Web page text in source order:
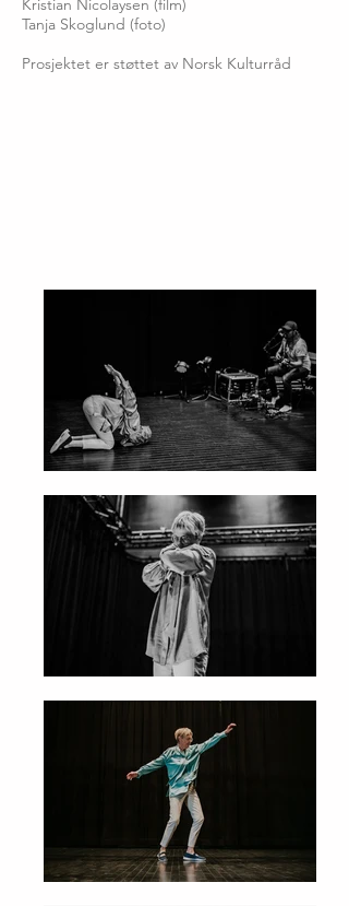
Kristian Nicolaysen (film)
Tanja Skoglund (foto)
Prosjektet er støttet av Norsk Kulturråd